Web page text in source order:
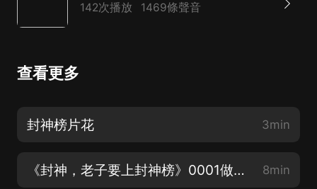
142次播放 1469條聲音
查看更多
封神榜片花 3min
《封神，老子要上封神榜》0001做一名鐵骨錚錚的忠臣！(五星好評，有月票和現金紅包o) 8min